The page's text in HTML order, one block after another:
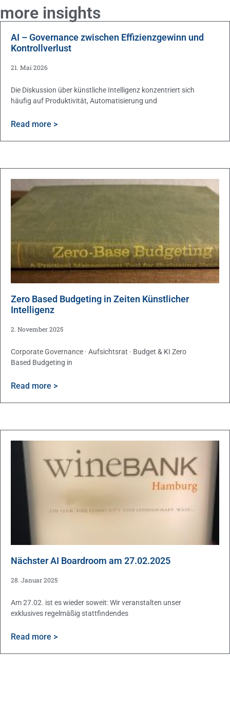
more insights
AI – Governance zwischen Effizienzgewinn und
Kontrollverlust
21. Mai 2026
Die Diskussion über künstliche Intelligenz konzentriert sich
häufig auf Produktivität, Automatisierung und
Read more >
Zero Based Budgeting in Zeiten Künstlicher
Intelligenz
2. November 2025
Corporate Governance · Aufsichtsrat · Budget & KI Zero
Based Budgeting in
Read more >
Nächster AI Boardroom am 27.02.2025
28. Januar 2025
Am 27.02. ist es wieder soweit: Wir veranstalten unser
exklusives regelmäßig stattfindendes
Read more >